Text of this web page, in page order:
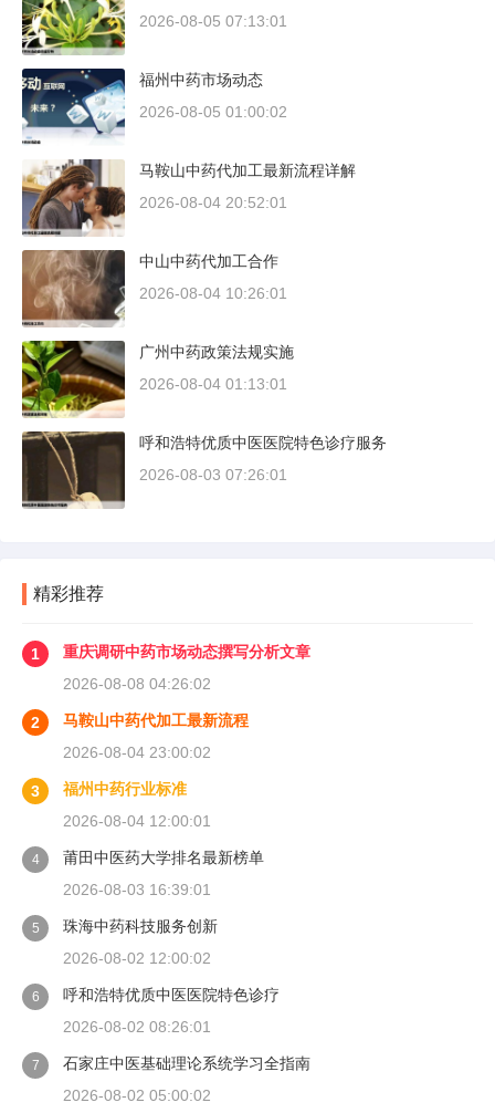
2026-08-05 07:13:01
福州中药市场动态
2026-08-05 01:00:02
马鞍山中药代加工最新流程详解
2026-08-04 20:52:01
中山中药代加工合作
2026-08-04 10:26:01
广州中药政策法规实施
2026-08-04 01:13:01
呼和浩特优质中医医院特色诊疗服务
2026-08-03 07:26:01
精彩推荐
1
重庆调研中药市场动态撰写分析文章
2026-08-08 04:26:02
2
马鞍山中药代加工最新流程
2026-08-04 23:00:02
3
福州中药行业标准
2026-08-04 12:00:01
4
莆田中医药大学排名最新榜单
2026-08-03 16:39:01
5
珠海中药科技服务创新
2026-08-02 12:00:02
6
呼和浩特优质中医医院特色诊疗
2026-08-02 08:26:01
7
石家庄中医基础理论系统学习全指南
2026-08-02 05:00:02